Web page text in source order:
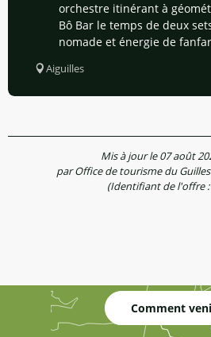
orchestre itinérant à
Bô Bar le temps de deux
nomade et énergie de
Aiguilles
Mis à jour le 07 août
par Office de tourisme du
(Identifiant de l'offre :
Comment